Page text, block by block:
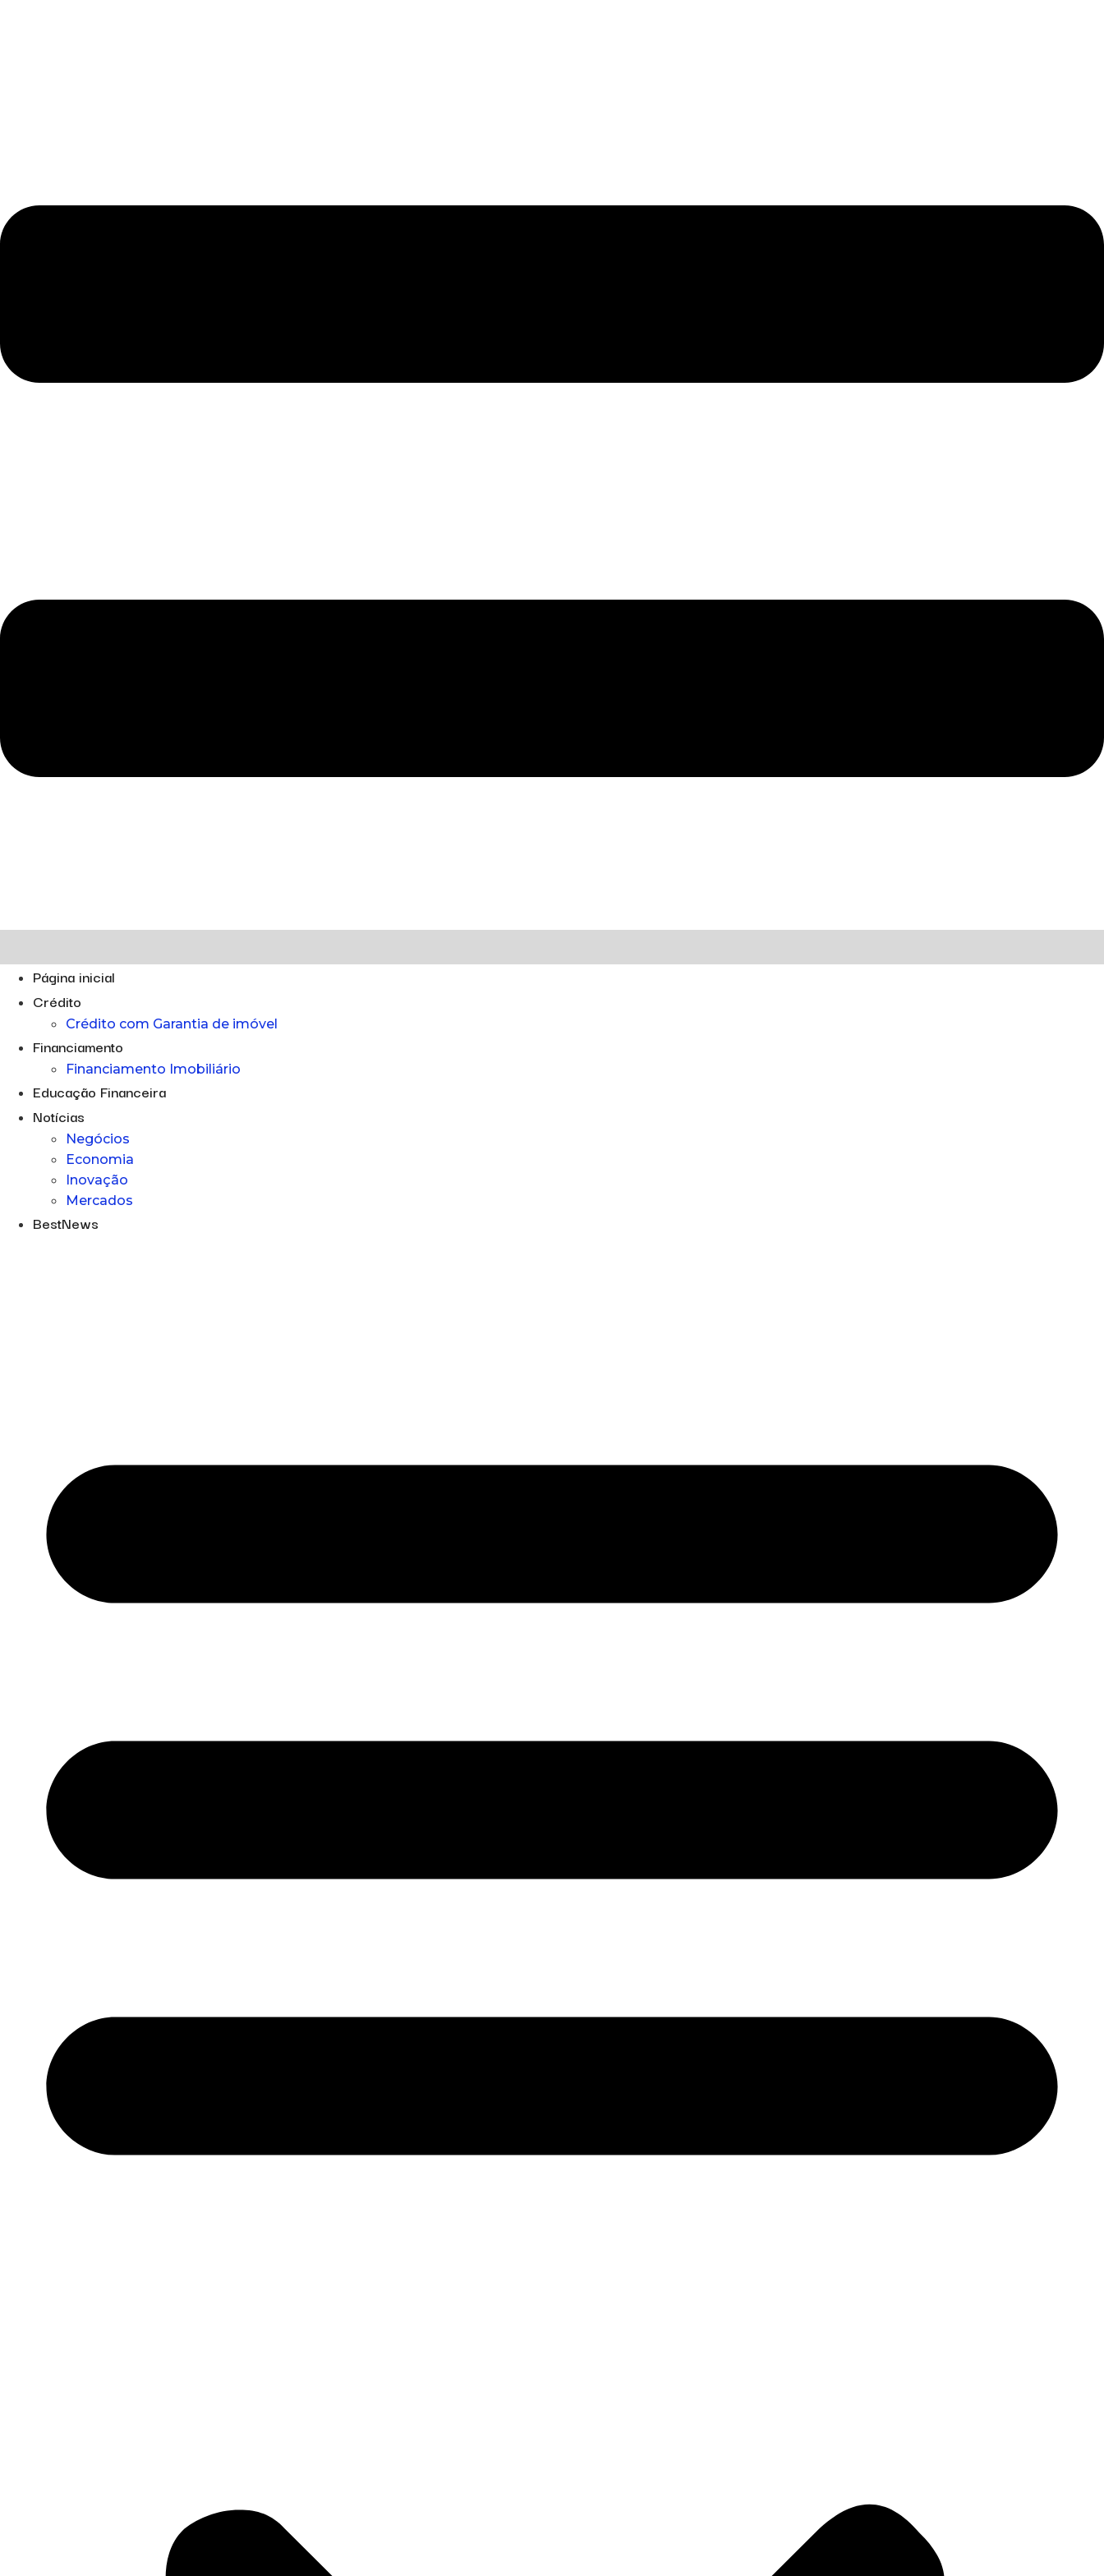
Página inicial
Crédito
Crédito com Garantia de imóvel
Financiamento
Financiamento Imobiliário
Educação Financeira
Notícias
Negócios
Economia
Inovação
Mercados
BestNews